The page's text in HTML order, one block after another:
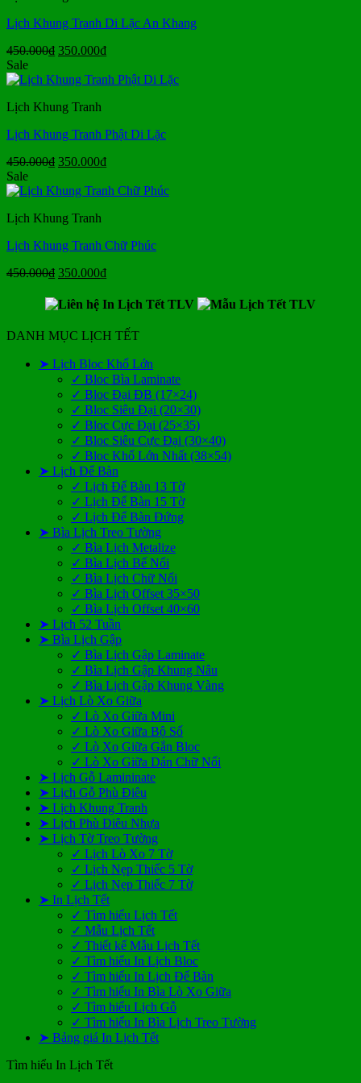
Lịch Khung Tranh Di Lặc An Khang
450.000₫ Giá
là:
350.000₫Giá
tại
Sale
Lịch Khung Tranh
Lịch Khung Tranh Phật Di Lặc
450.000₫ Giá
là:
350.000₫Giá
tại
Sale
Lịch Khung Tranh
Lịch Khung Tranh Chữ Phúc
450.000₫ Giá
là:
450.000₫.
350.000₫Giá
tại
350.000₫.
DANH MỤC LỊCH TẾT
➤ Lịch Bloc Khổ Lớn
✓ Bloc Bìa Laminate
✓ Bloc Đại ĐB (17×24)
✓ Bloc Siêu Đại (20×30)
✓ Bloc Cực Đại (25×35)
✓ Bloc Siêu Cực Đại (30×40)
✓ Bloc Khổ Lớn Nhất (38×54)
➤ Lịch Để Bàn
✓ Lịch Để Bàn 13 Tờ
✓ Lịch Để Bàn 15 Tờ
✓ Lịch Để Bàn Đứng
➤ Bìa Lịch Treo Tường
✓ Bìa Lịch Metalize
✓ Bìa Lịch Bế Nổi
✓ Bìa Lịch Chữ Nổi
✓ Bìa Lịch Offset 35×50
✓ Bìa Lịch Offset 40×60
➤ Lịch 52 Tuần
➤ Bìa Lịch Gập
✓ Bìa Lịch Gập Laminate
✓ Bìa Lịch Gập Khung Nâu
✓ Bìa Lịch Gập Khung Vàng
➤ Lịch Lò Xo Giữa
✓ Lò Xo Giữa Mini
✓ Lò Xo Giữa Bộ Số
✓ Lò Xo Giữa Gắn Bloc
✓ Lò Xo Giữa Dán Chữ Nổi
➤ Lịch Gỗ Lamininate
➤ Lịch Gỗ Phù Điêu
➤ Lịch Khung Tranh
➤ Lịch Phù Điêu Nhựa
➤ Lịch Tờ Treo Tường
✓ Lịch Lò Xo 7 Tờ
✓ Lịch Nẹp Thiếc 5 Tờ
✓ Lịch Nẹp Thiếc 7 Tờ
➤ In Lịch Tết
✓ Tìm hiểu Lịch Tết
✓ Mẫu Lịch Tết
✓ Thiết kế Mẫu Lịch Tết
✓ Tìm hiểu In Lịch Bloc
✓ Tìm hiểu In Lịch Để Bàn
✓ Tìm hiểu In Bìa Lò Xo Giữa
✓ Tìm hiểu Lịch Gỗ
✓ Tìm hiểu In Bìa Lịch Treo Tường
➤ Bảng giá In Lịch Tết
Tìm hiểu In Lịch Tết